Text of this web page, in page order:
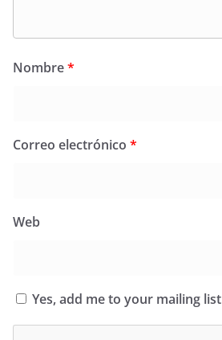
Nombre*
Correo electrónico *
Web
Yes, add me to your mailing list